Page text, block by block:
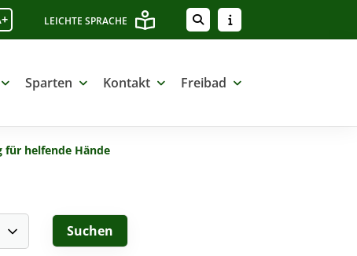
LEICHTE SPRACHE
Sparten Kontakt Freibad
für helfende Hände